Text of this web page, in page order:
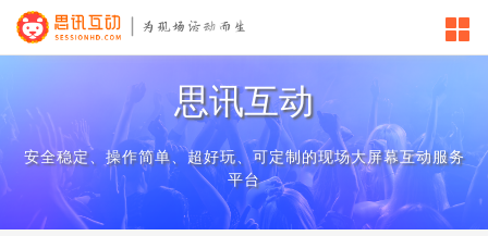
思讯互动
安全稳定、操作简单、超好玩、可定制的现场大屏幕互动服务
平台